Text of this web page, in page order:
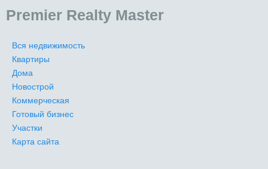
Premier Realty Master
Вся недвижимость
Квартиры
Дома
Новострой
Коммерческая
Готовый бизнес
Участки
Карта сайта